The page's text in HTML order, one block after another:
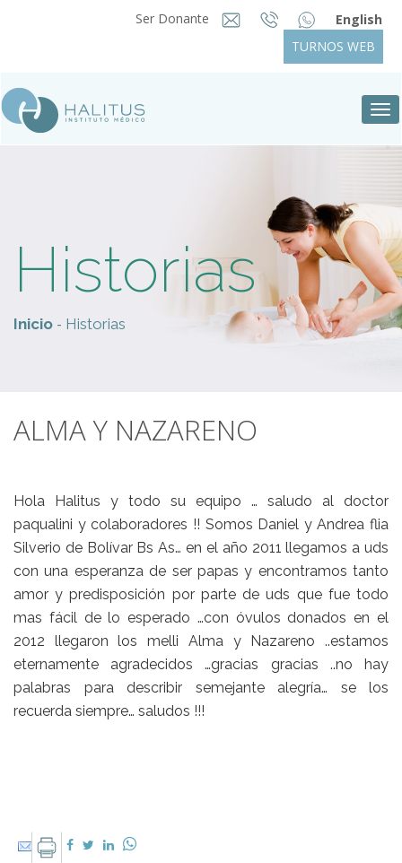
Ser Donante
English
TURNOS WEB
Historias
Inicio - Historias
ALMA Y NAZARENO
Hola Halitus y todo su equipo … saludo al doctor
paqualini y colaboradores !! Somos Daniel y Andrea flia
Silverio de Bolívar Bs As… en el año 2011 llegamos a uds
con una esperanza de ser papas y encontramos tanto
amor y predisposición por parte de uds que fue todo
mas fácil de lo esperado …con óvulos donados en el
2012 llegaron los melli Alma y Nazareno ..estamos
eternamente agradecidos …gracias gracias ..no hay
palabras para describir semejante alegría… se los
recuerda siempre… saludos !!!